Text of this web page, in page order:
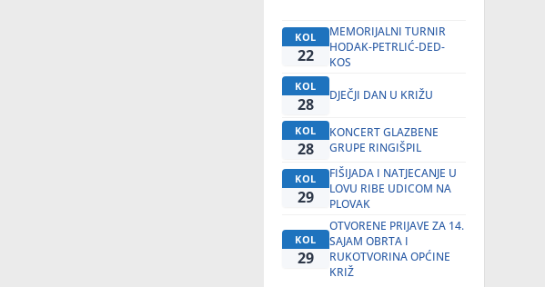
KOL
22
MEMORIJALNI TURNIR
HODAK-PETRLIĆ-DED-
KOS
KOL
28 DJEČJI DAN U KRIŽU
KOL
28
KONCERT GLAZBENE
GRUPE RINGIŠPIL
KOL
29
FIŠIJADA I NATJECANJE U
LOVU RIBE UDICOM NA
PLOVAK
KOL
29
OTVORENE PRIJAVE ZA 14.
SAJAM OBRTA I
RUKOTVORINA OPĆINE
KRIŽ